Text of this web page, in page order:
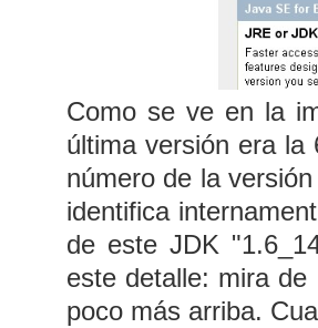
Como se ve en la
última versión era la
número de la
identifica
de este JDK
este detalle: mira
poco más arriba.